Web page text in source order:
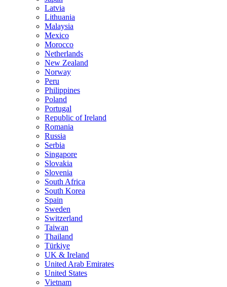
Latvia
Lithuania
Malaysia
Mexico
Morocco
Netherlands
New Zealand
Norway
Peru
Philippines
Poland
Portugal
Republic of Ireland
Romania
Russia
Serbia
Singapore
Slovakia
Slovenia
South Africa
South Korea
Spain
Sweden
Switzerland
Taiwan
Thailand
Türkiye
UK & Ireland
United Arab Emirates
United States
Vietnam